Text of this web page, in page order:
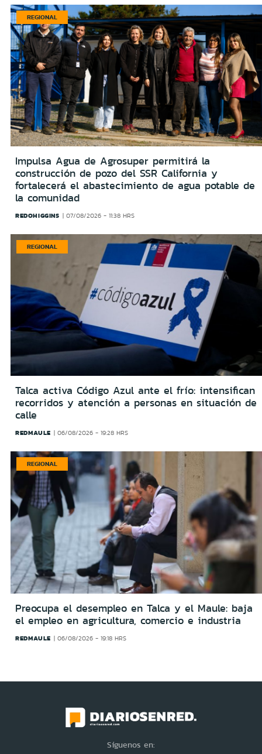
REGIONAL
Impulsa Agua de Agrosuper permitirá la
construcción de pozo del SSR California y
fortalecerá el abastecimiento de agua potable de
la comunidad
REDOHIGGINS 07/08/2026 - 11:38 HRS
REGIONAL
Talca activa Código Azul ante el frío: intensifican
recorridos y atención a personas en situación de
calle
REDMAULE 06/08/2026 - 19:28 HRS
REGIONAL
Preocupa el desempleo en Talca y el Maule: baja
el empleo en agricultura, comercio e industria
REDMAULE 06/08/2026 - 19:18 HRS
Síguenos en: